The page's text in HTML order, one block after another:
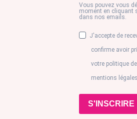
Vous pouvez vous
moment en cliquant
dans nos emails.
J'accepte de
confirme avoir
votre politique
mentions
S'INSCRIRE